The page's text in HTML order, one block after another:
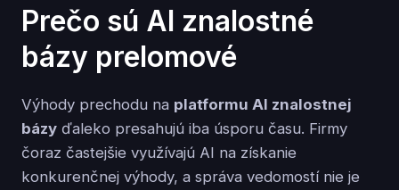
Prečo sú AI znalostné
bázy prelomové
Výhody prechodu na platformu AI znalostnej
bázy ďaleko presahujú iba úsporu času. Firmy
čoraz častejšie využívajú AI na získanie
konkurenčnej výhody, a správa vedomostí nie je